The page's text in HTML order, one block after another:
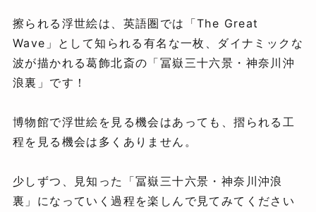
擦られる浮世絵は、英語圏では「The Great
Wave」として知られる有名な一枚、ダイナミックな
波が描かれる葛飾北斎の「冨嶽三十六景・神奈川沖
浪裏」です！
博物館で浮世絵を見る機会はあっても、摺られる工
程を見る機会は多くありません。
少しずつ、見知った「冨嶽三十六景・神奈川沖浪
裏」になっていく過程を楽しんで見てみてください